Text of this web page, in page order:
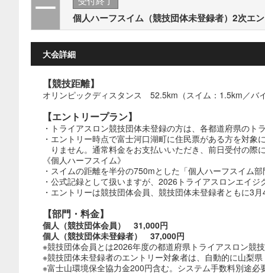
個人ハーフスイム（競技団体未登録者）2次エ
大会詳細
【競技距離】
オリンピックディスタンス 52.5km（スイム：1.5km／バ
【エントリープラン】
・トライアスロン競技団体未登録の方は、各都道府県の
・エントリー時点で富士河口湖町に住民票がある方を対
りません。通常料金をお支払いいただき、前日受付の際
《個人ハーフスイム》
・スイムの距離を半分の750mとした「個人ハーフスイム
・公式記録として扱いますが、2026トライアスロンエイ
・エントリーは競技団体会員、競技団体未登録者ともに3
【部門・料金】
個人（競技団体会員） 31,000円
個人（競技団体未登録者） 37,000円
※競技団体会員とは2026年度の都道府県トライアスロン競
※競技団体未登録者のエントリー対象者は、自動的に山梨
※富士山環境保全協力金200円含む。システム手数料別途必